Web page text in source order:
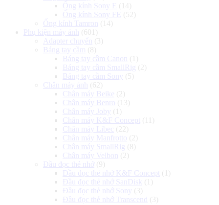
Ống kính Sony E
(14)
Ống kính Sony FE
(52)
Ống kính Tamron
(14)
Phụ kiện máy ảnh
(601)
Adapter chuyển
(3)
Báng tay cầm (8)
Báng tay cầm Canon
(1)
Báng tay cầm SmallRig (2)
Báng tay cầm Sony (5)
Chân máy ảnh
(62)
Chân máy Beike (2)
Chân máy Benro (13)
Chân máy Joby (1)
Chân máy K&F Concept (11)
Chân máy Libec (22)
Chân máy Manfrotto (2)
Chân máy SmallRig (8)
Chân máy Velbon
(2)
Đầu đọc thẻ nhớ (9)
Đầu đọc thẻ nhớ K&F Concept (1)
Đầu đọc thẻ nhớ SanDisk (1)
Đầu đọc thẻ nhớ Sony (3)
Đầu đọc thẻ nhớ Transcend
(3)